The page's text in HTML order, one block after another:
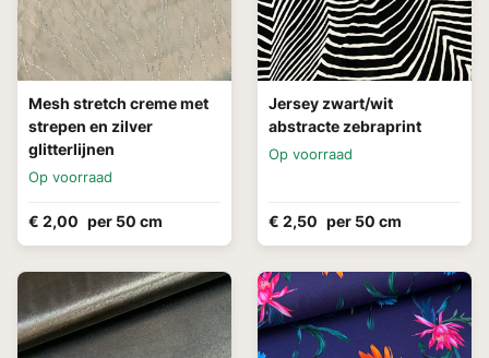
Mesh stretch creme met
strepen en zilver
glitterlijnen
Op voorraad
€ 2,00 per 50 cm
Jersey zwart/wit
abstracte zebraprint
Op voorraad
€ 2,50 per 50 cm